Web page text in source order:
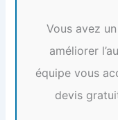
Vous avez
améliorer
équipe vous
devis